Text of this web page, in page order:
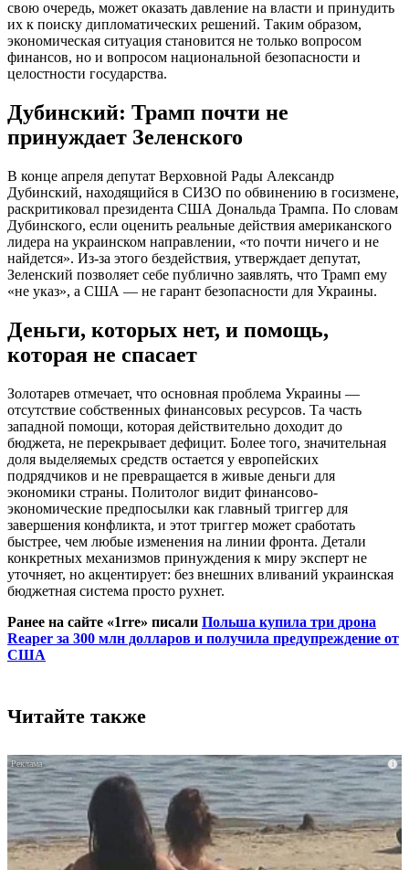
свою очередь, может оказать давление на власти и принудить
их к поиску дипломатических решений. Таким образом,
экономическая ситуация становится не только вопросом
финансов, но и вопросом национальной безопасности и
целостности государства.
Дубинский: Трамп почти не
принуждает Зеленского
В конце апреля депутат Верховной Рады Александр
Дубинский, находящийся в СИЗО по обвинению в госизмене,
раскритиковал президента США Дональда Трампа. По словам
Дубинского, если оценить реальные действия американского
лидера на украинском направлении, «то почти ничего и не
найдется». Из-за этого бездействия, утверждает депутат,
Зеленский позволяет себе публично заявлять, что Трамп ему
«не указ», а США — не гарант безопасности для Украины.
Деньги, которых нет, и помощь,
которая не спасает
Золотарев отмечает, что основная проблема Украины —
отсутствие собственных финансовых ресурсов. Та часть
западной помощи, которая действительно доходит до
бюджета, не перекрывает дефицит. Более того, значительная
доля выделяемых средств остается у европейских
подрядчиков и не превращается в живые деньги для
экономики страны. Политолог видит финансово-
экономические предпосылки как главный триггер для
завершения конфликта, и этот триггер может сработать
быстрее, чем любые изменения на линии фронта. Детали
конкретных механизмов принуждения к миру эксперт не
уточняет, но акцентирует: без внешних вливаний украинская
бюджетная система просто рухнет.
Ранее на сайте «1rre» писали Польша купила три дрона
Reaper за 300 млн долларов и получила предупреждение от
США
Читайте также
i